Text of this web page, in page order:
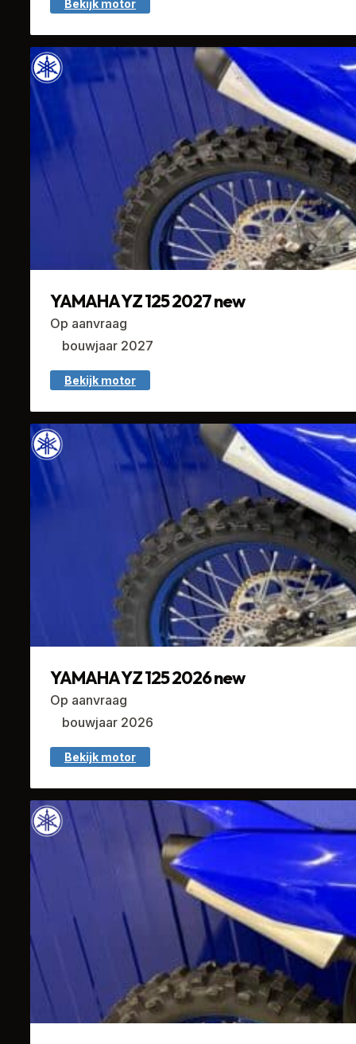
Bekijk motor
YAMAHA YZ 125 2027 new
Op aanvraag
bouwjaar 2027
Bekijk motor
YAMAHA YZ 125 2026 new
Op aanvraag
bouwjaar 2026
Bekijk motor